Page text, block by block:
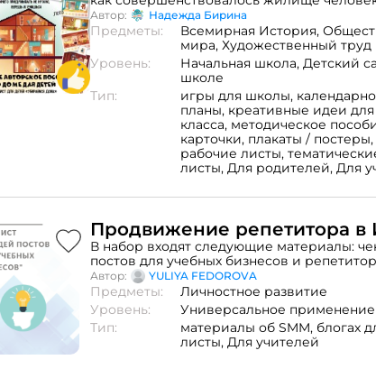
талаптарға сәйкес портфолио
ретінде қолдануға ұсынылып отыр.
ұйымдары педагогтеріне арналған.
а также закрепит знания о частях дома.
Автор: Надежда Бирина
Предметы: Всемирная История,
мира, Художественный труд
Уровень:
Начальная школа, Детский
школе
Тип:
игры для школы,
планы, креативные идеи
класса, методическое
карточки, плакаты / постеры,
рабочие листы,
листы, Для родителей, Для
Продвижение репетитора в
В набор входят следующие материалы: чек-лист "20 идей
постов для учебных бизнесов и
проверки аккаунта Инстаграм (5 стр) 5
рекламы и продающих постов в
стр) мини-гайд "Лучшие игры в Stories для
подписчиков" (15 стр) мини-гайд "Топ-10
продвигать Инстаграм репетитора при
бюджетах" (18 стр) Всего 45 страниц полезнейшей
Автор: YULIYA FEDOROVA
Предметы:
Личностное развитие
Уровень:
Универсальное применение
Тип:
материалы об SMM, блогах
листы, Для учителей